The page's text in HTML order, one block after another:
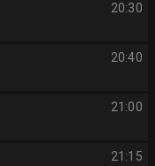
20:30
20:40
21:00
21:15